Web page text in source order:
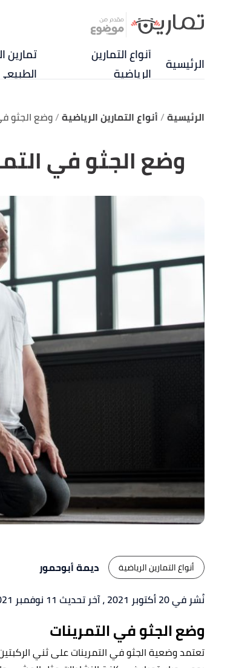
الرئيسية
أنواع التمارين
الرياضية
تمارين
الرئيسية أنواع التمارين الرياضية وضع الجثو
وضع الجثو في
أنواع التمارين الرياضية
ديمة أبوحمور
نُشر في 20 أكتوبر 2021
، آخر تحديث 11 نوفمبر 2021
وضع الجثو في التمرينات
تعتمد وضعية الجثو في التمرينات على ثني